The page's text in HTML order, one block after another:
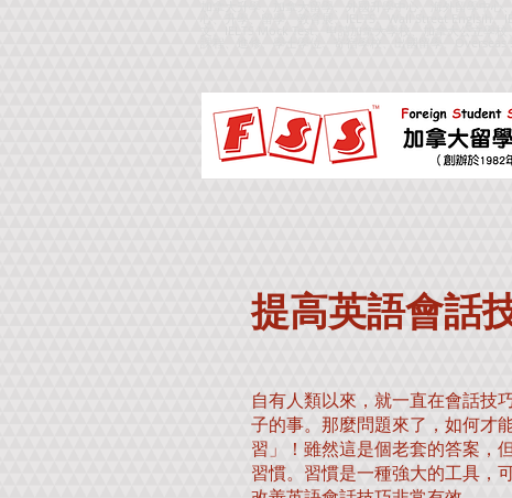
提高英語會話
自有人類以來，就一直在會話技
子的事。那麼問題來了，如何才
習」！雖然這是個老套的答案，
習慣。習慣是一種強大的工具，